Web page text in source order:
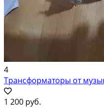
4
Трансформаторы от
1 200 руб.